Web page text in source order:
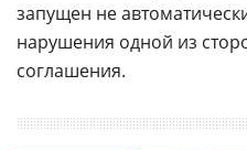
запущен не
нарушения одной из
соглашения.